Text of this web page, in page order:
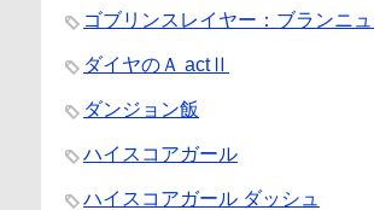
ゴブリンスレイヤー：ブランニ
ダイヤのＡ actⅡ
ダンジョン飯
ハイスコアガール
ハイスコアガール ダッシュ